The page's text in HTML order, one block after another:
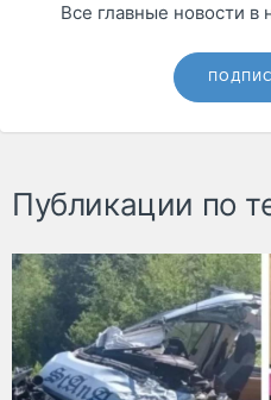
Все главные новости в
Публикации по